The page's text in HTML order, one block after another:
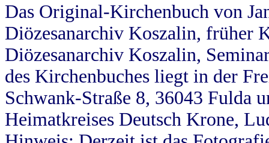
Das Original-Kirchenbuch von
Diözesanarchiv Koszalin, früher
Diözesanarchiv Koszalin,
des Kirchenbuches liegt in der
Schwank-Straße 8, 36043 Fulda
Heimatkreises Deutsch Krone,